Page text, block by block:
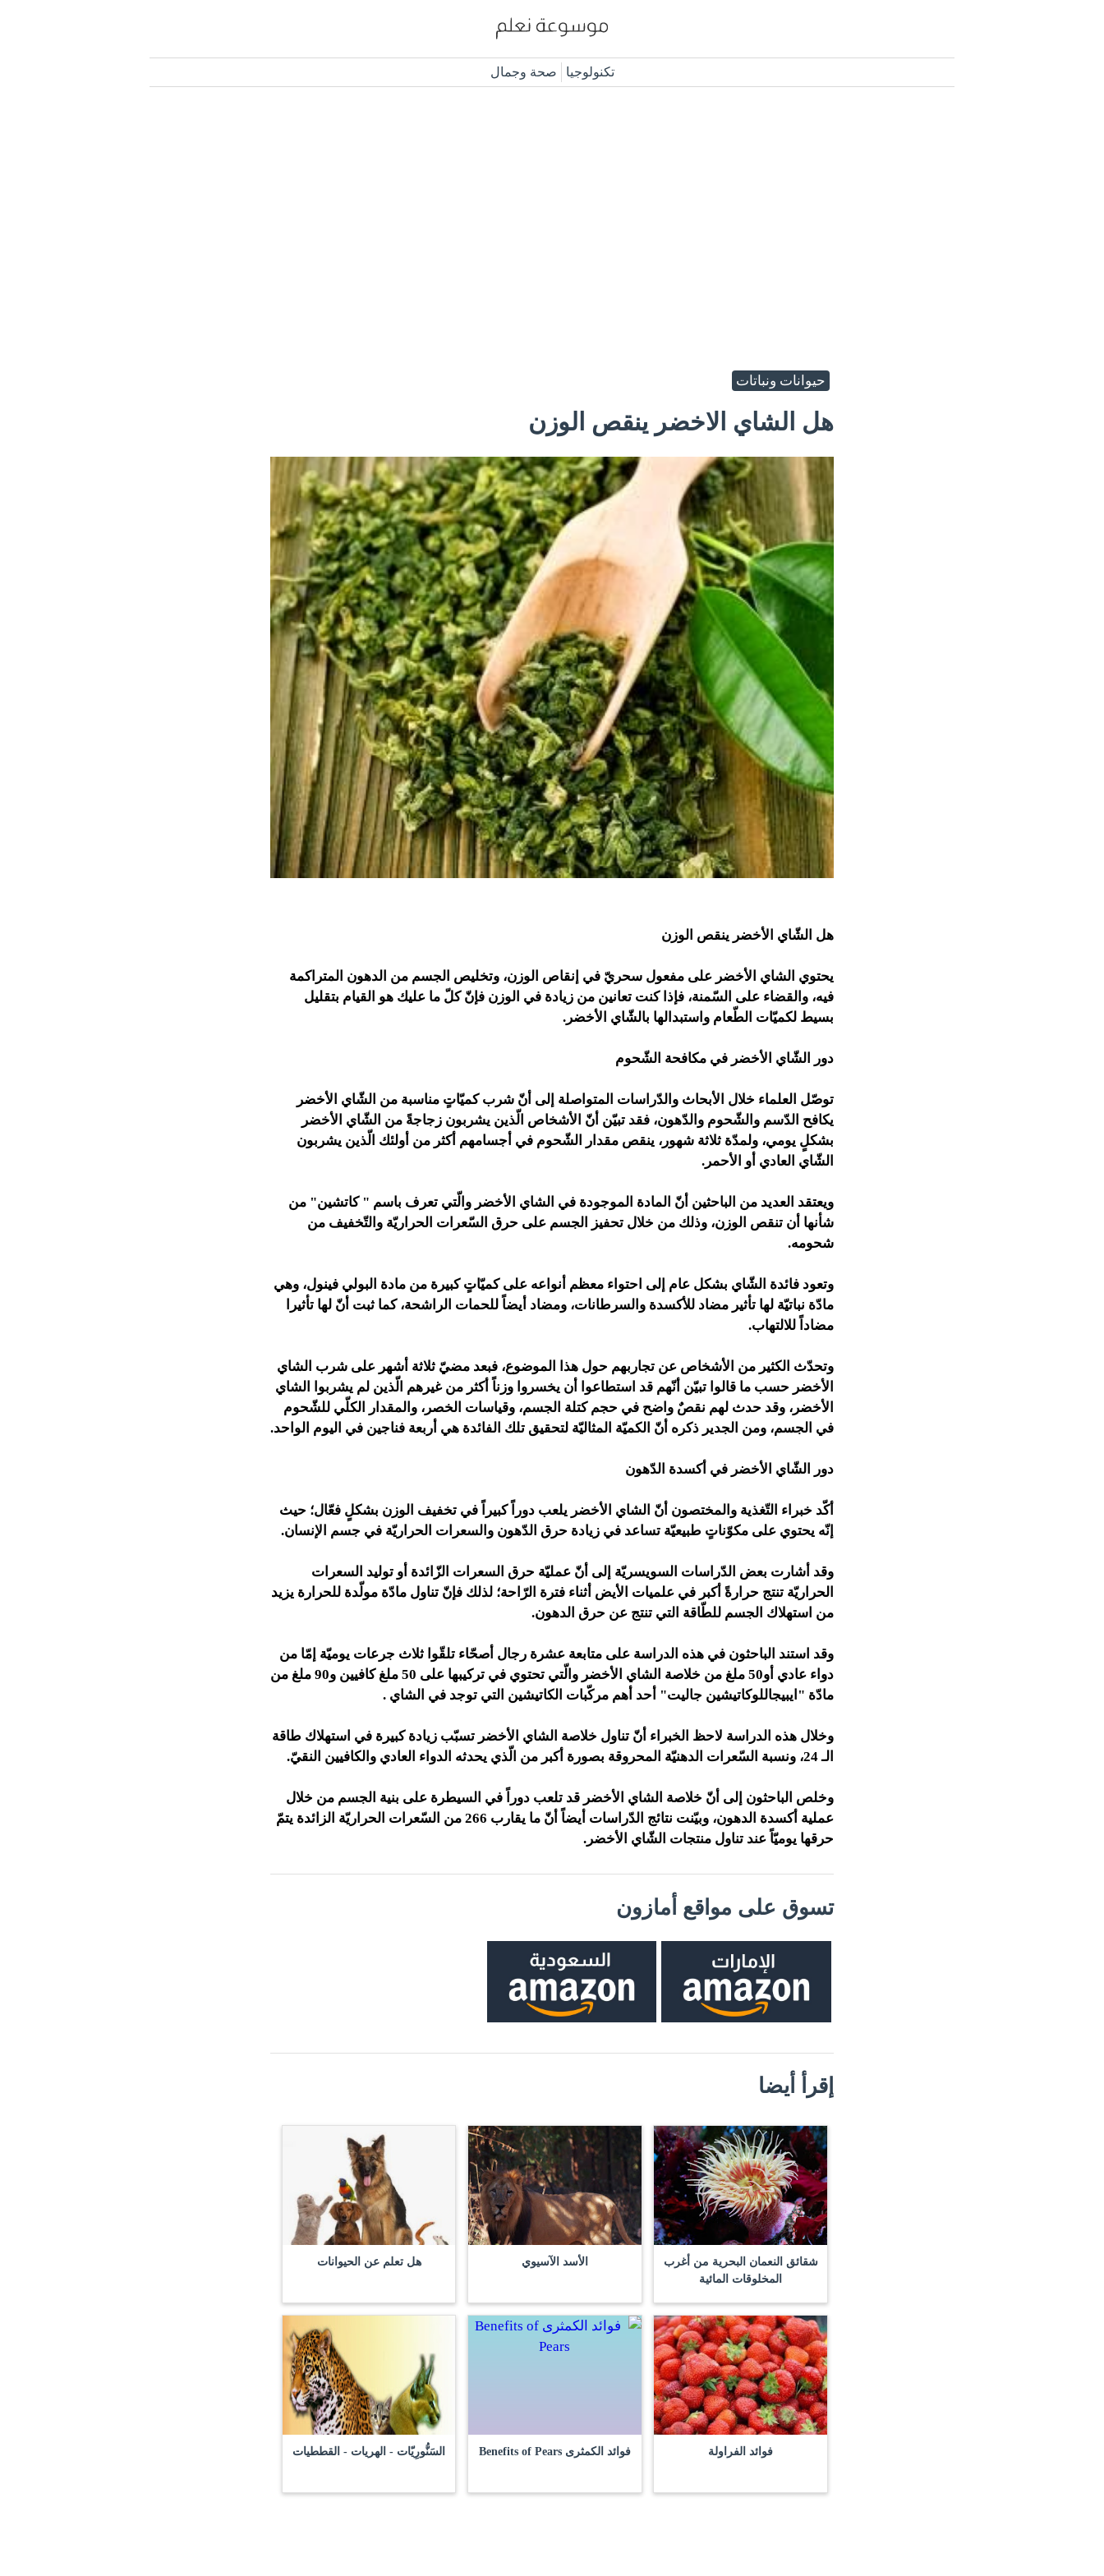
تكنولوجيا صحة وجمال
حيوانات ونباتات
هل الشاي الاخضر ينقص الوزن
هل الشّاي الأخضر ينقص الوزن
يحتوي الشاي الأخضر على مفعول سحريّ في إنقاص الوزن، وتخليص الجسم من الدهون المتراكمة
فيه، والقضاء على السّمنة، فإذا كنت تعانين من زيادة في الوزن فإنّ كلّ ما عليك هو القيام بتقليل
بسيط لكميّات الطّعام واستبدالها بالشّاي الأخضر.
دور الشّاي الأخضر في مكافحة الشّحوم
توصّل العلماء خلال الأبحاث والدّراسات المتواصلة إلى أنّ شرب كميّاتٍ مناسبة من الشّاي الأخضر
يكافح الدّسم والشّحوم والدّهون، فقد تبيّن أنّ الأشخاص الّذين يشربون زجاجةً من الشّاي الأخضر
بشكلٍ يومي، ولمدّة ثلاثة شهور، ينقص مقدار الشّحوم في أجسامهم أكثر من أولئك الّذين يشربون
الشّاي العادي أو الأحمر.
ويعتقد العديد من الباحثين أنّ المادة الموجودة في الشاي الأخضر والّتي تعرف باسم " كاتشين" من
شأنها أن تنقص الوزن، وذلك من خلال تحفيز الجسم على حرق السّعرات الحراريّة والتّخفيف من
شحومه.
وتعود فائدة الشّاي بشكل عام إلى احتواء معظم أنواعه على كميّاتٍ كبيرة من مادة البولي فينول، وهي
مادّة نباتيّة لها تأثير مضاد للأكسدة والسرطانات، ومضاد أيضاً للحمات الراشحة، كما ثبت أنّ لها تأثيرا
مضاداً للالتهاب.
وتحدّث الكثير من الأشخاص عن تجاربهم حول هذا الموضوع، فبعد مضيّ ثلاثة أشهر على شرب الشاي
الأخضر حسب ما قالوا تبيّن أنّهم قد استطاعوا أن يخسروا وزناً أكثر من غيرهم الّذين لم يشربوا الشاي
الأخضر، وقد حدث لهم نقصٌ واضح في حجم كتلة الجسم، وقياسات الخصر، والمقدار الكلّي للشّحوم
في الجسم، ومن الجدير ذكره أنّ الكميّة المثاليّة لتحقيق تلك الفائدة هي أربعة فناجين في اليوم الواحد.
دور الشّاي الأخضر في أكسدة الدّهون
أكّد خبراء التّغذية والمختصون أنّ الشاي الأخضر يلعب دوراً كبيراً في تخفيف الوزن بشكلٍ فعّال؛ حيث
إنّه يحتوي على مكوّناتٍ طبيعيّة تساعد في زيادة حرق الدّهون والسعرات الحراريّة في جسم الإنسان.
وقد أشارت بعض الدّراسات السويسريّة إلى أنّ عمليّة حرق السعرات الزّائدة أو توليد السعرات
الحراريّة تنتج حرارةً أكبر في علميات الأيض أثناء فترة الرّاحة؛ لذلك فإنّ تناول مادّة مولّدة للحرارة يزيد
من استهلاك الجسم للطّاقة التي تنتج عن حرق الدهون.
وقد استند الباحثون في هذه الدراسة على متابعة عشرة رجال أصحّاء تلقّوا ثلاث جرعات يوميّة إمّا من
دواء عادي أو50 ملغ من خلاصة الشاي الأخضر والّتي تحتوي في تركيبها على 50 ملغ كافيين و90 ملغ من
مادّة "ايبيجاللوكاتيشين جاليت" أحد أهم مركّبات الكاتيشين التي توجد في الشاي .
وخلال هذه الدراسة لاحظ الخبراء أنّ تناول خلاصة الشاي الأخضر تسبّب زيادة كبيرة في استهلاك طاقة
الـ 24، ونسبة السّعرات الدهنيّة المحروقة بصورة أكبر من الّذي يحدثه الدواء العادي والكافيين النقيّ.
وخلص الباحثون إلى أنّ خلاصة الشاي الأخضر قد تلعب دوراً في السيطرة على بنية الجسم من خلال
عملية أكسدة الدهون، وبيّنت نتائج الدّراسات أيضاً أنّ ما يقارب 266 من السّعرات الحراريّة الزائدة يتمّ
حرقها يوميّاً عند تناول منتجات الشّاي الأخضر.
تسوق على مواقع أمازون
إقرأ أيضا
شقائق النعمان البحرية من أغرب
المخلوقات المائية
الأسد الآسيوي هل تعلم عن الحيوانات
فوائد الفراولة فوائد الكمثرى Benefits of Pears السَنُّورِيّات - الهريات - القططيات